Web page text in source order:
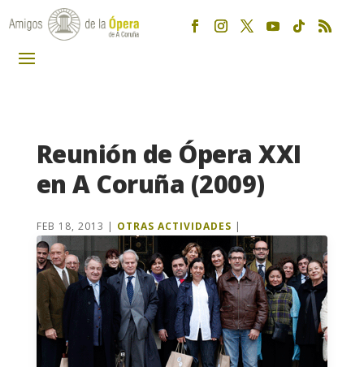
Reunión de Ópera XXI
en A Coruña (2009)
FEB 18, 2013 | OTRAS ACTIVIDADES |